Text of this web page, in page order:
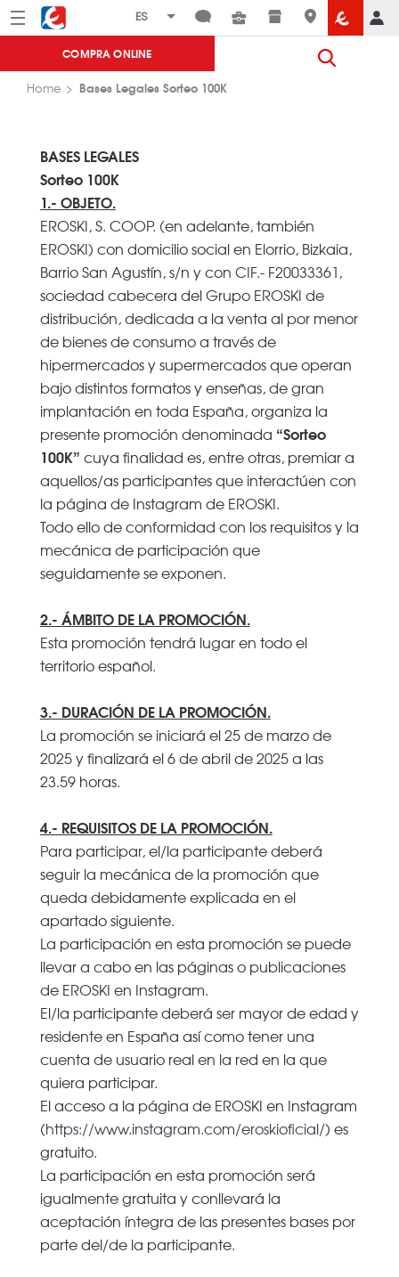
Menú Eroski
COMPRA ONLINE
Home Bases Legales Sorteo 100K
BASES LEGALES
Sorteo 100K
1.- OBJETO.
EROSKI, S. COOP. (en adelante, también
EROSKI) con domicilio social en Elorrio, Bizkaia,
Barrio San Agustín, s/n y con CIF.- F20033361,
sociedad cabecera del Grupo EROSKI de
distribución, dedicada a la venta al por menor
de bienes de consumo a través de
hipermercados y supermercados que operan
bajo distintos formatos y enseñas, de gran
implantación en toda España, organiza la
presente promoción denominada “Sorteo
100K” cuya finalidad es, entre otras, premiar a
aquellos/as participantes que interactúen con
la página de Instagram de EROSKI.
Todo ello de conformidad con los requisitos y la
mecánica de participación que
seguidamente se exponen.
2.- ÁMBITO DE LA PROMOCIÓN.
Esta promoción tendrá lugar en todo el
territorio español.
3.- DURACIÓN DE LA PROMOCIÓN.
La promoción se iniciará el 25 de marzo de
2025 y finalizará el 6 de abril de 2025 a las
23.59 horas.
4.- REQUISITOS DE LA PROMOCIÓN.
Para participar, el/la participante deberá
seguir la mecánica de la promoción que
queda debidamente explicada en el
apartado siguiente.
La participación en esta promoción se puede
llevar a cabo en las páginas o publicaciones
de EROSKI en Instagram.
El/la participante deberá ser mayor de edad y
residente en España así como tener una
cuenta de usuario real en la red en la que
quiera participar.
El acceso a la página de EROSKI en Instagram
(https://www.instagram.com/eroskioficial/) es
gratuito.
La participación en esta promoción será
igualmente gratuita y conllevará la
aceptación íntegra de las presentes bases por
parte del/de la participante.